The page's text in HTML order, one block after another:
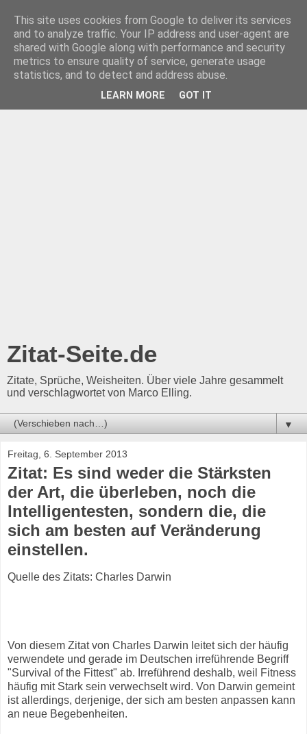
Zitat-Seite.de
Zitate, Sprüche, Weisheiten. Über viele Jahre gesammelt
und verschlagwortet von Marco Elling.
▼
Freitag, 6. September 2013
Zitat: Es sind weder die Stärksten
der Art, die überleben, noch die
Intelligentesten, sondern die, die
sich am besten auf Veränderung
einstellen.
Quelle des Zitats: Charles Darwin
Von diesem Zitat von Charles Darwin leitet sich der häufig
verwendete und gerade im Deutschen irreführende Begriff
"Survival of the Fittest" ab. Irreführend deshalb, weil Fitness
häufig mit Stark sein verwechselt wird. Von Darwin gemeint
ist allerdings, derjenige, der sich am besten anpassen kann
an neue Begebenheiten.
This site uses cookies from Google to deliver its services
and to analyze traffic. Your IP address and user-agent are
shared with Google along with performance and security
metrics to ensure quality of service, generate usage
statistics, and to detect and address abuse.
LEARN MORE GOT IT